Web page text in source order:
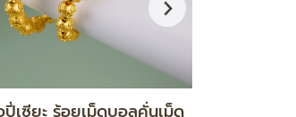
ไลมงคล รุ่นสายนาฬิกา